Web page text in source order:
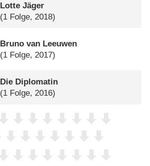
Lotte Jäger
(1 Folge, 2018)
Bruno van Leeuwen
(1 Folge, 2017)
Die Diplomatin
(1 Folge, 2016)